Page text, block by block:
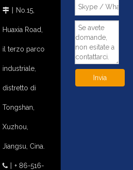
 No.15,
Huaxia Road,
il terzo parco
industriale,
distretto di
Tongshan,
Xuzhou,
Jiangsu, Cina.
 丨+ 86-516-
Invia